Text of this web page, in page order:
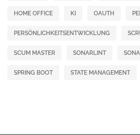
HOME OFFICE KI OAUTH
PERSÖNLICHKEITSENTWICKLUNG
SCUM MASTER SONARLINT
SPRING BOOT STATE MANAGEMENT